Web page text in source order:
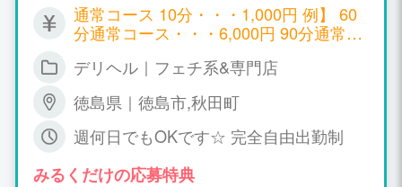
通常コース 10分・・・1,000円 例】 60
分通常コース・・・6,000円 90分通常コ
ス・・・12,000円となっております 日
最低保証(条件付き)もございますので
お気軽にご連絡くださいね★ ０９０－２
８２１－５７４７ 猫みみまで
デリヘル｜フェチ系&専門店
徳島県｜徳島市,秋田町
週何日でもOKです☆ 完全自由出勤制
みるくだけの応募特典